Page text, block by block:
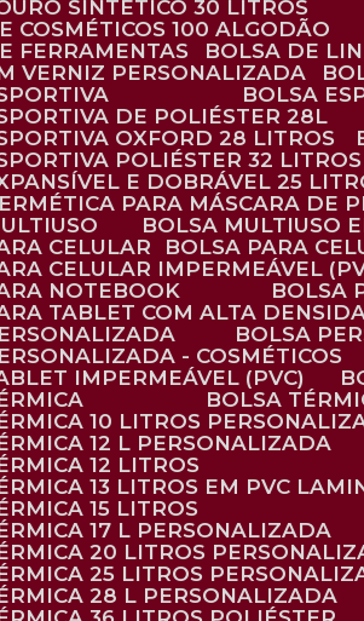
SINTÉTICO 30 LITROS
COSMÉTICOS 100 ALGODÃO
FERRAMENTAS
BOLSA DE
VERNIZ PERSONALIZADA
BOLSA
DE POLIÉSTER 28L
OXFORD 28 LITROS
POLIÉSTER 32 LITROS
E DOBRÁVEL 25
PARA MÁSCARA DE
BOLSA MULTIUSO
CELULAR
BOLSA PARA
CELULAR IMPERMEÁVEL
NOTEBOOK
TABLET COM ALTA
BOLSA
- COSMÉTICOS
IMPERMEÁVEL (PVC)
BOLSA
10 LITROS
12 L PERSONALIZADA
12 LITROS
13 LITROS EM PVC
15 LITROS
17 L PERSONALIZADA
20 LITROS
25 LITROS
28 L PERSONALIZADA